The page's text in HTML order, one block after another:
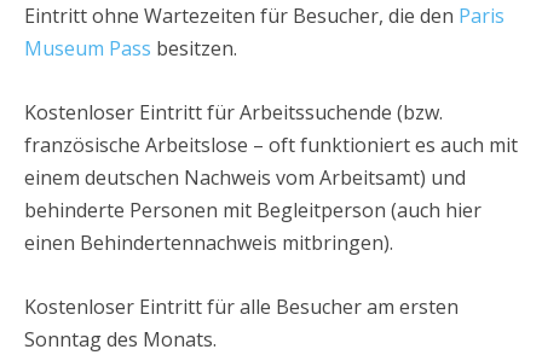
Eintritt ohne Wartezeiten für Besucher, die den Paris
Museum Pass besitzen.
Kostenloser Eintritt für Arbeitssuchende (bzw.
französische Arbeitslose – oft funktioniert es auch mit
einem deutschen Nachweis vom Arbeitsamt) und
behinderte Personen mit Begleitperson (auch hier
einen Behindertennachweis mitbringen).
Kostenloser Eintritt für alle Besucher am ersten
Sonntag des Monats.